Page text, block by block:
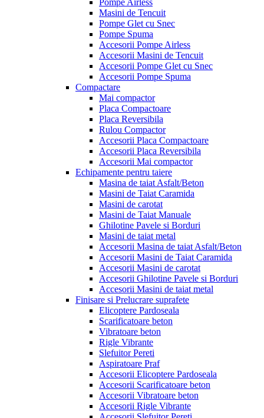
Pompe Airless
Masini de Tencuit
Pompe Glet cu Snec
Pompe Spuma
Accesorii Pompe Airless
Accesorii Masini de Tencuit
Accesorii Pompe Glet cu Snec
Accesorii Pompe Spuma
Compactare
Mai compactor
Placa Compactoare
Placa Reversibila
Rulou Compactor
Accesorii Placa Compactoare
Accesorii Placa Reversibila
Accesorii Mai compactor
Echipamente pentru taiere
Masina de taiat Asfalt/Beton
Masini de Taiat Caramida
Masini de carotat
Masini de Taiat Manuale
Ghilotine Pavele si Borduri
Masini de taiat metal
Accesorii Masina de taiat Asfalt/Beton
Accesorii Masini de Taiat Caramida
Accesorii Masini de carotat
Accesorii Ghilotine Pavele si Borduri
Accesorii Masini de taiat metal
Finisare si Prelucrare suprafete
Elicoptere Pardoseala
Scarificatoare beton
Vibratoare beton
Rigle Vibrante
Slefuitor Pereti
Aspiratoare Praf
Accesorii Elicoptere Pardoseala
Accesorii Scarificatoare beton
Accesorii Vibratoare beton
Accesorii Rigle Vibrante